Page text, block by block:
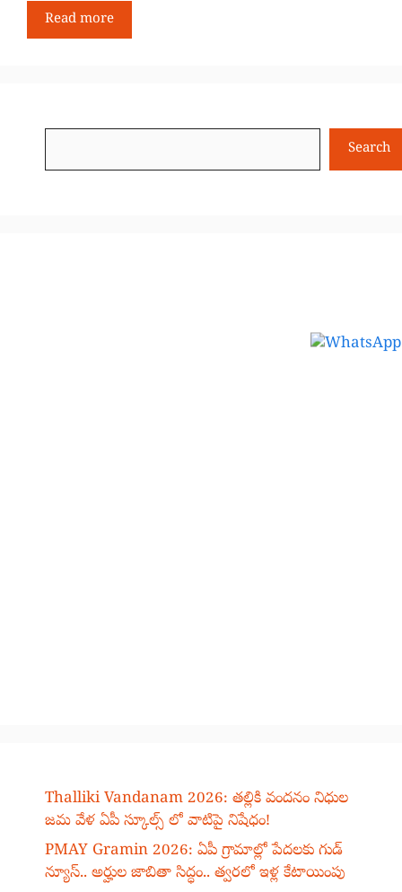
Read more
Search
Thalliki Vandanam 2026: తల్లికి వందనం నిధుల
జమ వేళ ఏపీ స్కూల్స్ లో వాటిపై నిషేధం!
PMAY Gramin 2026: ఏపీ గ్రామాల్లో పేదలకు గుడ్
న్యూస్.. అర్హుల జాబితా సిద్ధం.. త్వరలో ఇళ్ల కేటాయింపు